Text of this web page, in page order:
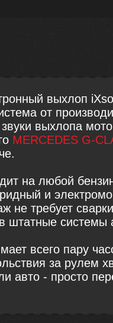
выхлоп
от
выхлопа
MERCEDES G-
на любой
и
не требует
штатные системы
всего пару
за рулем
авто - просто